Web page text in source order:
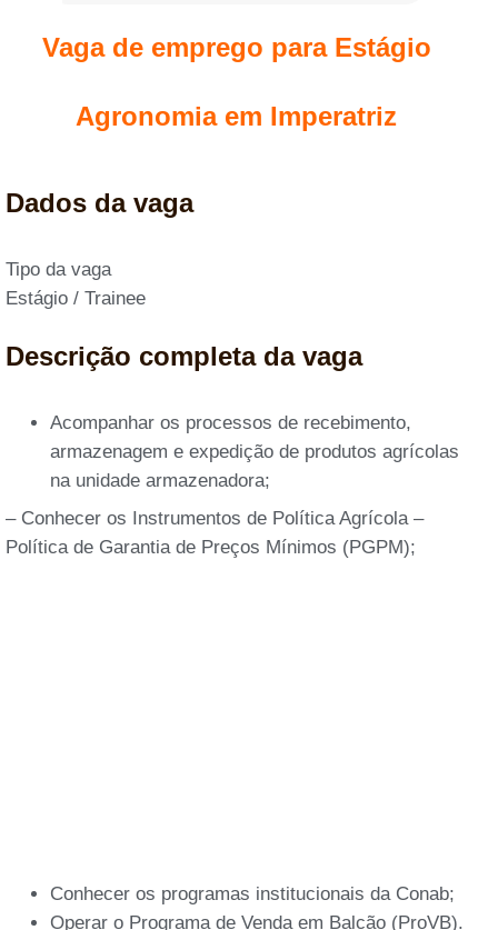
Vaga de emprego para Estágio
Agronomia em Imperatriz
Dados da vaga
Tipo da vaga
Estágio / Trainee
Descrição completa da vaga
Acompanhar os processos de recebimento,
armazenagem e expedição de produtos agrícolas
na unidade armazenadora;
– Conhecer os Instrumentos de Política Agrícola –
Política de Garantia de Preços Mínimos (PGPM);
Conhecer os programas institucionais da Conab;
Operar o Programa de Venda em Balcão (ProVB).